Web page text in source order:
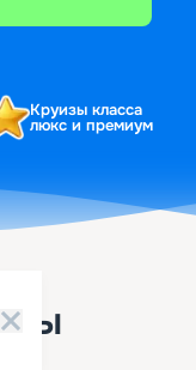
Круизы класса
люкс и премиум